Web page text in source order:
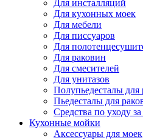
Для инсталляций
Для кухонных моек
Для мебели
Для писсуаров
Для
Для раковин
Для смесителей
Для унитазов
Полупьедесталы для
Пьедесталы для
Средства по уходу
Кухонные мойки
Аксессуары для моек